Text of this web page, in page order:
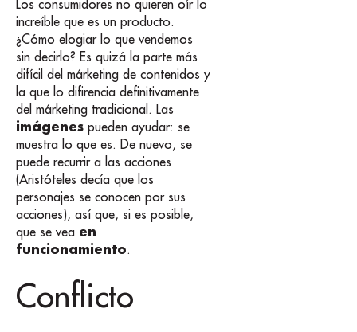
Los consumidores no quieren oír lo
increíble que es un producto.
¿Cómo elogiar lo que vendemos
sin decirlo? Es quizá la parte más
difícil del márketing de contenidos y
la que lo difirencia definitivamente
del márketing tradicional. Las
imágenes pueden ayudar: se
muestra lo que es. De nuevo, se
puede recurrir a las acciones
(Aristóteles decía que los
personajes se conocen por sus
acciones), así que, si es posible,
que se vea en
funcionamiento.
Conflicto